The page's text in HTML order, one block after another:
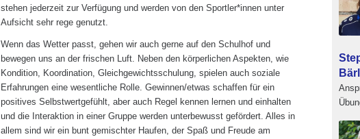
stehen jederzeit zur Verfügung und werden von den Sportler*innen unter
Aufsicht sehr rege genutzt.
Wenn das Wetter passt, gehen wir auch gerne auf den Schulhof und
bewegen uns an der frischen Luft. Neben den körperlichen Aspekten, wie
Kondition, Koordination, Gleichgewichtsschulung, spielen auch soziale
Erfahrungen eine wesentliche Rolle. Gewinnen/etwas schaffen für ein
positives Selbstwertgefühlt, aber auch Regel kennen lernen und einhalten
und die Interaktion in einer Gruppe werden unterbewusst gefördert. Alles in
allem sind wir ein bunt gemischter Haufen, der Spaß und Freude am